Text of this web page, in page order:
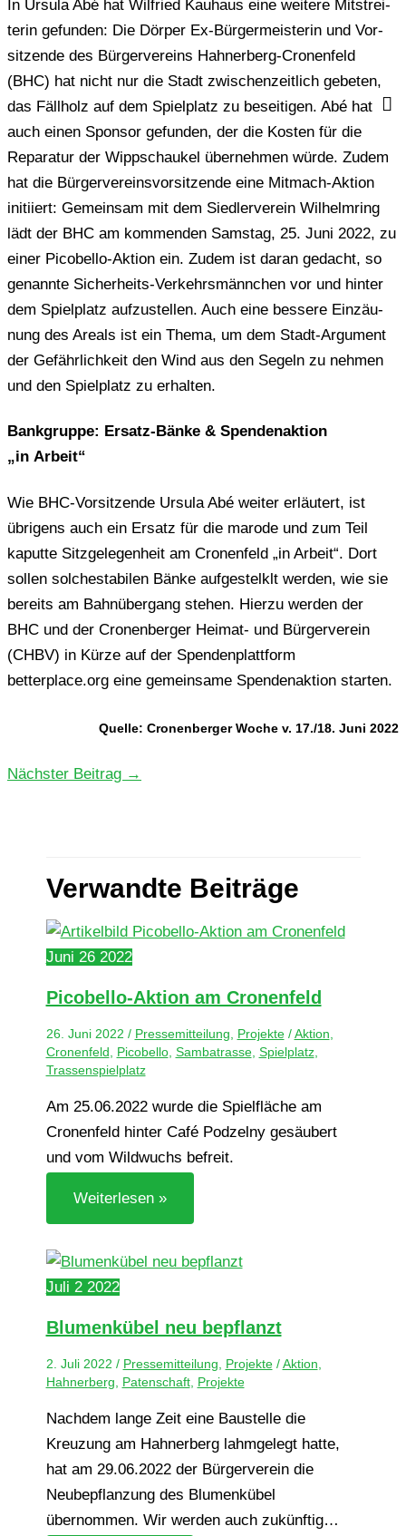
In Ursula Abé hat Wil­fried Kau­haus eine wei­te­re Mit­strei­
te­rin gefun­den: Die Dörper Ex-Bür­ger­meis­te­rin und Vor­
sit­zen­de des Bür­ger­ver­eins Hah­ner­berg-Cro­nen­feld
(BHC) hat nicht nur die Stadt zwi­schen­zeit­lich gebe­ten,
das Fäll­holz auf dem Spiel­platz zu besei­ti­gen. Abé hat
auch einen Spon­sor gefun­den, der die Kosten für die
Repa­ra­tur der Wipp­schau­kel über­neh­men würde. Zudem
hat die Bür­ger­ver­eins­vor­sit­zen­de eine Mit­mach-Aktion
initi­iert: Gemein­sam mit dem Sied­ler­ver­ein Wil­helm­ring
lädt der BHC am kom­men­den Sams­tag, 25. Juni 2022, zu
einer Pico­bel­lo-Aktion ein. Zudem ist daran gedacht, so
genann­te Sicher­heits-Ver­kehrs­männ­chen vor und hinter
dem Spiel­platz auf­zu­stel­len. Auch eine bes­se­re Ein­zäu­
nung des Areals ist ein Thema, um dem Stadt-Argu­ment
der Gefähr­lich­keit den Wind aus den Segeln zu nehmen
und den Spiel­platz zu erhalten.
Bank­grup­pe: Ersatz-Bänke & Spen­den­ak­ti­on
„in Arbeit“
Wie BHC-Vor­sit­zen­de Ursula Abé weiter erläu­tert, ist
übri­gens auch ein Ersatz für die marode und zum Teil
kaput­te Sitz­ge­le­gen­heit am Cro­nen­feld „in Arbeit“. Dort
sollen sol­che­sta­bi­len Bänke auf­ge­stel­klt werden, wie sie
bereits am Bahn­über­gang stehen. Hierzu werden der
BHC und der Cro­nen­ber­ger Heimat- und Bür­ger­ver­ein
(CHBV) in Kürze auf der Spen­den­platt­form
betterplace.org eine gemein­sa­me Spen­den­ak­ti­on starten.
Quelle: Cro­nen­ber­ger Woche v. 17./18. Juni 2022
Nächster Beitrag →
Verwandte Beiträge
Juni 26 2022
Pico­bel­lo-Aktion am Cronenfeld
26. Juni 2022 / Pressemitteilung Projekte/Aktion
Cronenfeld
Picobello, Sambatrasse, Spielplatz,
Trassenspielplatz
Am 25.06.2022 wurde die Spielfläche am
Cronenfeld hinter Café Podzelny gesäubert
und vom Wildwuchs befreit.
Weiterlesen »
Juli 2 2022
Blu­men­kü­bel neu bepflanzt
2. Juli 2022 / Pressemitteilung Projekte/Aktion
Hahnerberg
Patenschaft, Projekte
Nachdem lange Zeit eine Baustelle die
Kreuzung am Hahnerberg lahmgelegt hatte,
hat am 29.06.2022 der Bürgerverein die
Neubepflanzung des Blumenkübel
übernommen. Wir werden auch zukünftig…